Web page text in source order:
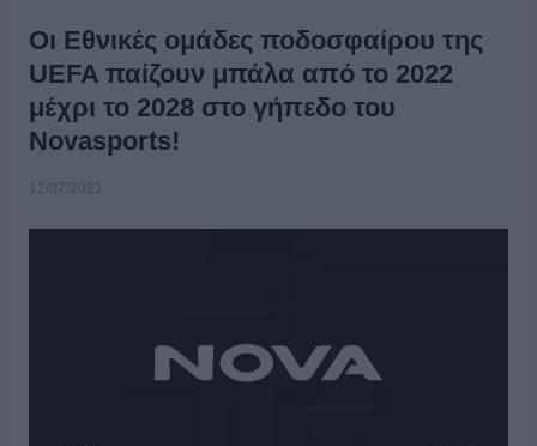
Οι Εθνικές ομάδες ποδοσφαίρου της
UEFA παίζουν μπάλα από το 2022
μέχρι το 2028 στο γήπεδο του
Novasports!
12/07/2021